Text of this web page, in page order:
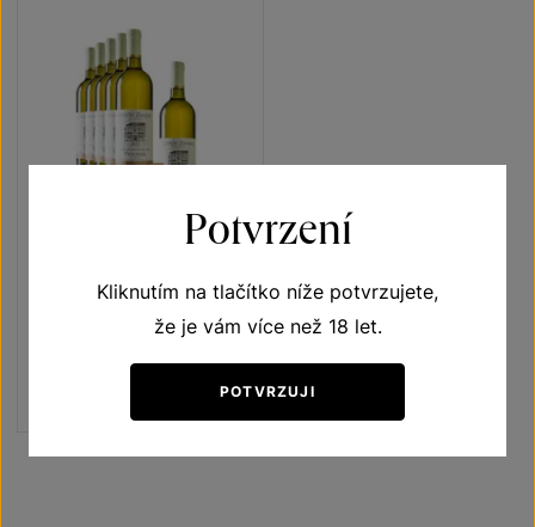
Viognier 5+1
Terroir - toulky vinicemi
Potvrzení
Kliknutím na tlačítko níže potvrzujete,
že je vám více než 18 let.
POTVRZUJI